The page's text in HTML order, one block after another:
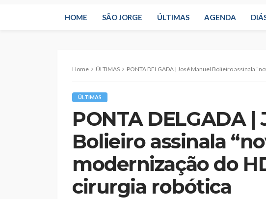
HOME SÃO JORGE ÚLTIMAS AGENDA
Home ÚLTIMAS PONTA DELGADA | José Manuel Bolieiro assinala “nova etapa” na
ÚLTIMAS
PONTA DELGADA |
Bolieiro assinala
modernização do
cirurgia robótica